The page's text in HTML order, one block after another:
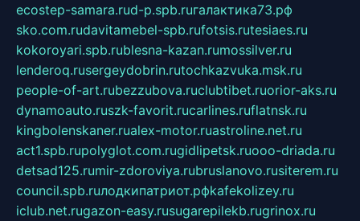
ecostep-samara.rud-p.spb.ruгалактика73.рф
sko.com.rudavitamebel-spb.rufotsis.rutesiaes.ru
kokoroyari.spb.rublesna-kazan.rumossilver.ru
lenderoq.rusergeydobrin.rutochkazvuka.msk.ru
people-of-art.rubezzubova.ruclubtibet.ruorior-aks.ru
dynamoauto.ruszk-favorit.rucarlines.ruflatnsk.ru
kingbolenskaner.rualex-motor.ruastroline.net.ru
act1.spb.rupolyglot.com.rugidlipetsk.ruooo-driada.ru
detsad125.rumir-zdoroviya.rubruslanovo.rusiterem.ru
council.spb.ruлодкипатриот.рфkafekolizey.ru
iclub.net.rugazon-easy.rusugarepilekb.rugrinox.ru